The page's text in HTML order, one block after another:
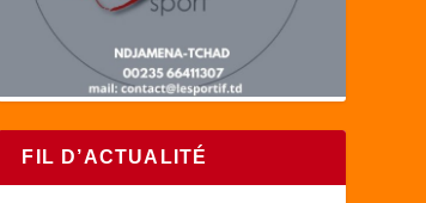
FIL D’ACTUALITÉ